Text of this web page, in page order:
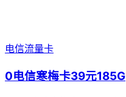
电信流量卡
0电信寒梅卡39元185G